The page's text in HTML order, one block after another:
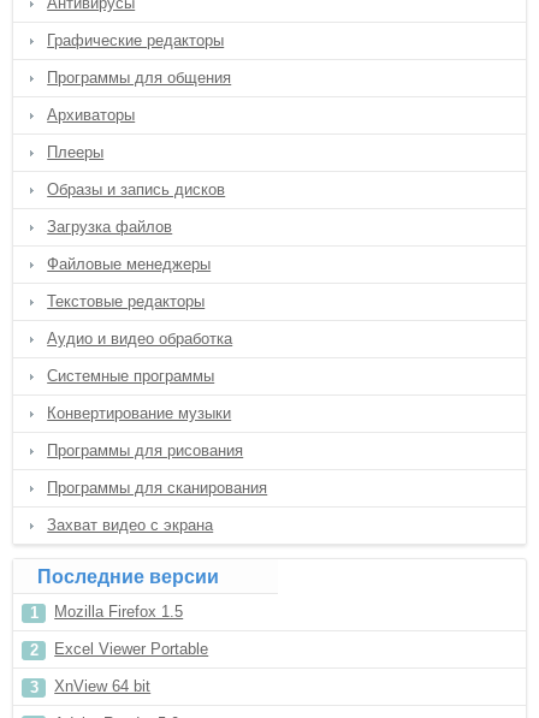
Графические редакторы
Программы для общения
Архиваторы
Плееры
Образы и запись дисков
Загрузка файлов
Файловые менеджеры
Текстовые редакторы
Аудио и видео обработка
Системные программы
Конвертирование музыки
Программы для рисования
Программы для сканирования
Захват видео с экрана
Последние версии
Mozilla Firefox 1.5
Excel Viewer Portable
XnView 64 bit